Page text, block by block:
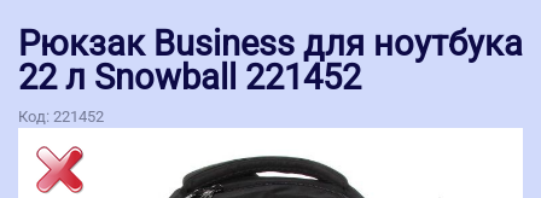
Рюкзак Business для ноутбука
22 л Snowball 221452
Код: 221452